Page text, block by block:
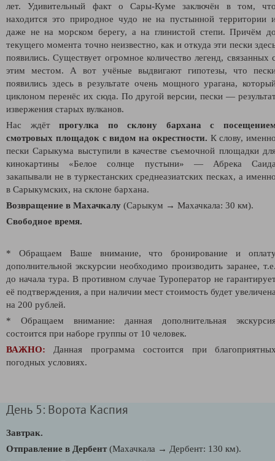
лет. Удивительный факт о Сары-Куме заключён в том,
находится это природное чудо не на пустынной территории
даже не на морском берегу, а на глинистой степи. Причём
текущего момента точно неизвестно, как и откуда эти пески
появились. Существует огромное количество легенд, связанных
этим местом. А вот учёные выдвигают гипотезы, что
появились здесь в результате очень мощного урагана,
циклоном перенёс их сюда. По другой версии, пески —
извержения старых вулканов.
Нас ждётпрогулка по склону бархана с
смотровых площадок с видом на окрестности. К слову,
пески Сарыкума выступили в качестве съемочной площадки
кинокартины «Белое солнце пустыни» — Абрека
закапывали не в туркестанских среднеазиатских песках, а
в Cарыкумских, на склоне бархана.
Возвращение в Махачкалу (Сарыкум → Махачкала: 30 км).
Свободное время.
* Обращаем Ваше внимание, что бронирование и
дополнительной экскурсии необходимо производить заранее,
до начала тура. В противном случае Туроператор не
её подтверждения, а при наличии мест стоимость будет
на 200 рублей.
* Обращаем внимание: данная дополнительная
состоится при наборе группы от 10 человек.
ВАЖНО: Данная программа состоится при
погодных условиях.
День 5: Ворота Каспия
Завтрак.
Отправление в Дербент(Махачкала → Дербент: 130 км).